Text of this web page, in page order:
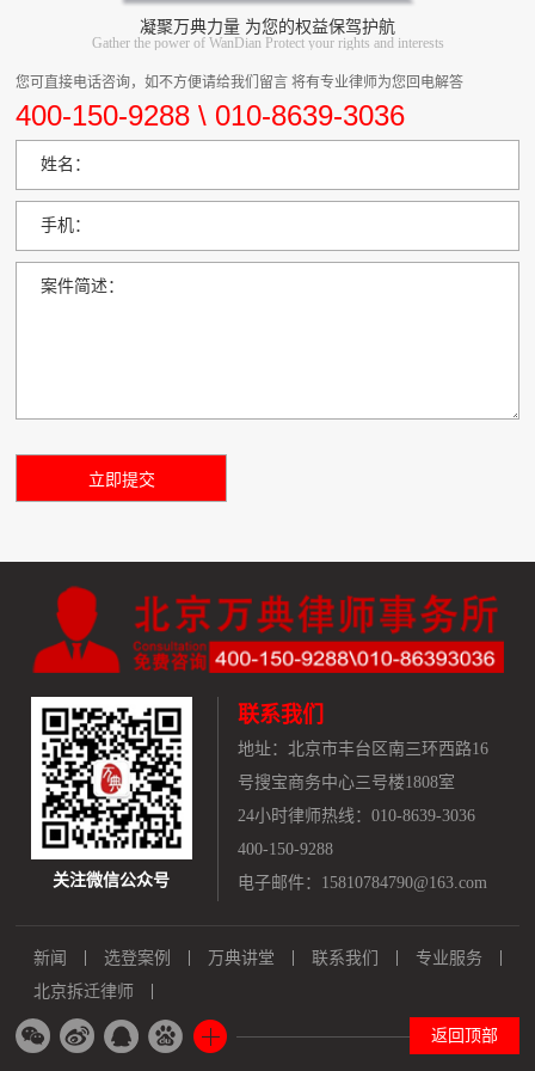
凝聚万典力量 为您的权益保驾护航
Gather the power of WanDian Protect your rights and interests
您可直接电话咨询，如不方便请给我们留言 将有专业律师为您回电解答
400-150-9288 \ 010-8639-3036
姓名：
手机：
案件简述：
关注微信公众号
联系我们
地址： 北京市丰台区南三环西路16
号搜宝商务中心三号楼1808室
24小时律师热线：010-8639-3036
400-150-9288
电子邮件：15810784790@163.com
新闻 选登案例 万典讲堂 联系我们
专业服务
北京拆迁律师
返回顶部